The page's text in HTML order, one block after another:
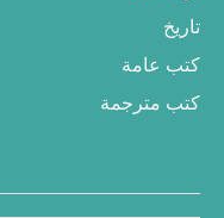
تاريخ
كتب عامة
كتب مترجمة